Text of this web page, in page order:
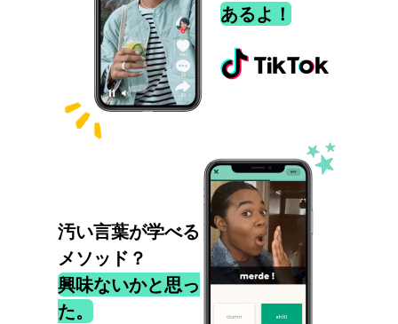
あるよ！
汚い言葉が学べる
メソッド？
興味ないかと思っ
た。